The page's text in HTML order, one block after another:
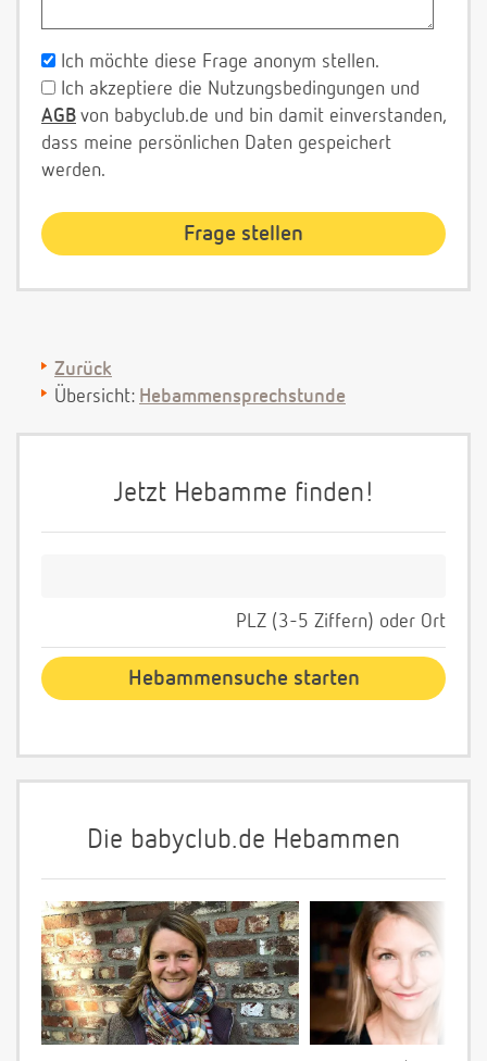
Ich möchte diese Frage anonym stellen.
Ich akzeptiere die Nutzungsbedingungen und
AGB von babyclub.de und bin damit einverstanden,
dass meine persönlichen Daten gespeichert
werden.
Zurück
Übersicht: Hebammensprechstunde
Jetzt Hebamme finden!
PLZ (3-5 Ziffern) oder Ort
Die babyclub.de Hebammen